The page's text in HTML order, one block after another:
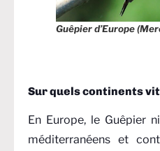
Guêpier d’Europe
Sur quels continents
En Europe, le Guêpier
méditerranéens et